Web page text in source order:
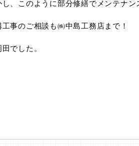
し、このように部分修繕でメンテナ
工事のご相談も㈱中島工務店まで！
でした。